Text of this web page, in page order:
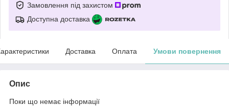
Замовлення під захистом
Доступна доставка
Доставка Оплата Умови повернення
Опис
Поки що немає інформації